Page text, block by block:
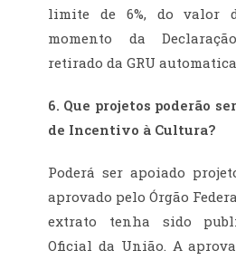
limite de 6%, do valor
momento da
retirado da GRU
6. Que projetos poderão
de Incentivo à Cultura?
Poderá ser apoiado
aprovado pelo Órgão
extrato tenha sido
Oficial da União. A